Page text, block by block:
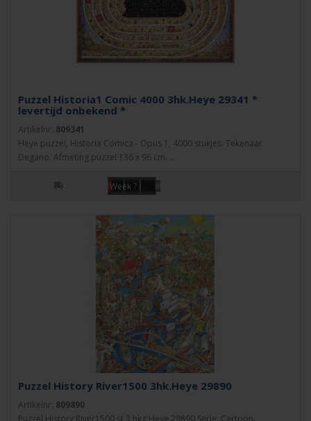
Puzzel Historia1 Comic 4000 3hk.Heye 29341 *
levertijd onbekend *
Artikelnr: 809341
Heye puzzel, Historia Comica - Opus 1, 4000 stukjes. Tekenaar
Degano. Afmeting puzzel 136 x 96 cm. ..
Week ?
Puzzel History River1500 3hk.Heye 29890
Artikelnr: 809890
Puzzel History River1500 st.3 hkg.Heye 29890 Serie: Cartoon.